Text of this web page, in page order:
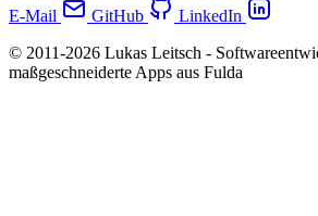
E-Mail
GitHub
LinkedIn
© 2011-2026 Lukas Leitsch -
maßgeschneiderte Apps aus Fulda